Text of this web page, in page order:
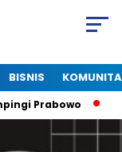
BISNIS
Prabowo